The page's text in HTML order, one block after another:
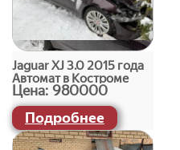
Jaguar XJ 3.0 2015 года
Автомат в Костроме
Цена: 980000
Подробнее